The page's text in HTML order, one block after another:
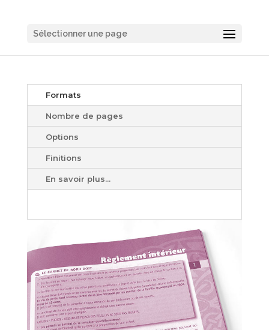
Sélectionner une page
Formats
Nombre de pages
Options
Finitions
En savoir plus...